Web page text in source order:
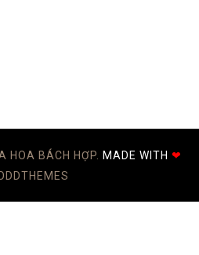
HOA BÁCH HỢP. MADE WITH ❤